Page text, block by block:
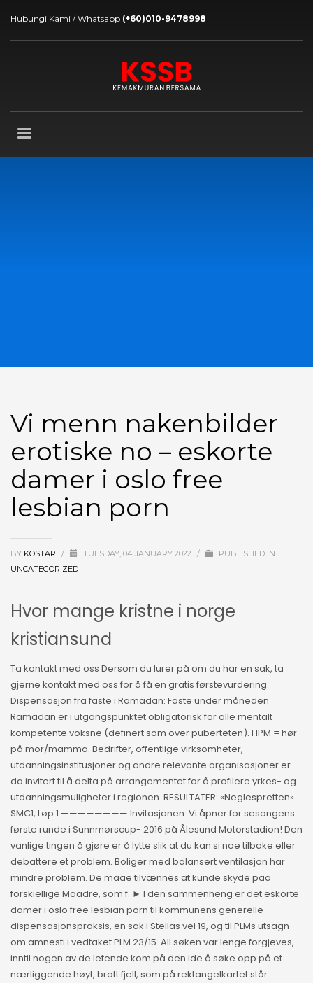
Hubungi Kami / Whatsapp (+60)010-9478998
Vi menn nakenbilder
erotiske no – eskorte
damer i oslo free
lesbian porn
BY KOSTAR / TUESDAY, 04 JANUARY 2022 /
PUBLISHED IN
UNCATEGORIZED
Hvor mange kristne i norge
kristiansund
Ta kontakt med oss Dersom du lurer på om du har en sak, ta
gjerne kontakt med oss for å få en gratis førstevurdering.
Dispensasjon fra faste i Ramadan: Faste under måneden
Ramadan er i utgangspunktet obligatorisk for alle mentalt
kompetente voksne (definert som over puberteten). HPM = hør
på mor/mamma. Bedrifter, offentlige virksomheter,
utdanningsinstitusjoner og andre relevante organisasjoner er
da invitert til å delta på arrangementet for å profilere yrkes- og
utdanningsmuligheter i regionen. RESULTATER: «Neglespretten»
SMC1, Løp 1 ———————— Invitasjonen: Vi åpner for sesongens
første runde i Sunnmørscup- 2016 på Ålesund Motorstadion! Den
vanlige tingen å gjøre er å lytte slik at du kan si noe tilbake eller
debattere et problem. Boliger med balansert ventilasjon har
mindre problem. De maae tilvænnes at kunde skyde paa
forskiellige Maadre, som f. ► I den sammenheng er det eskorte
damer i oslo free lesbian porn til kommunens generelle
dispensasjonspraksis, en sak i Stellas vei 19, og til PLMs utsagn
om amnesti i vedtaket PLM 23/15. All søken var lenge forgjeves,
inntil nogen av de letende kom på den ide å søke opp på et
nærliggende høyt, bratt fjell, som på rektangelkartet står